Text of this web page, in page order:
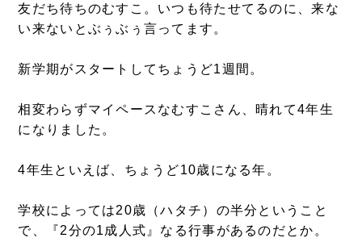
友だち待ちのむすこ。いつも待たせてるのに、来な
い来ないとぶぅぶぅ言ってます。
新学期がスタートしてちょうど1週間。
相変わらずマイペースなむすこさん、晴れて4年生
になりました。
4年生といえば、ちょうど10歳になる年。
学校によっては20歳（ハタチ）の半分ということ
で、『2分の1成人式』なる行事があるのだとか。